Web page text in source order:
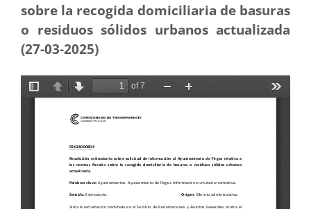
sobre la recogida domiciliaria de basuras
o residuos sólidos urbanos actualizada
(27-03-2025)